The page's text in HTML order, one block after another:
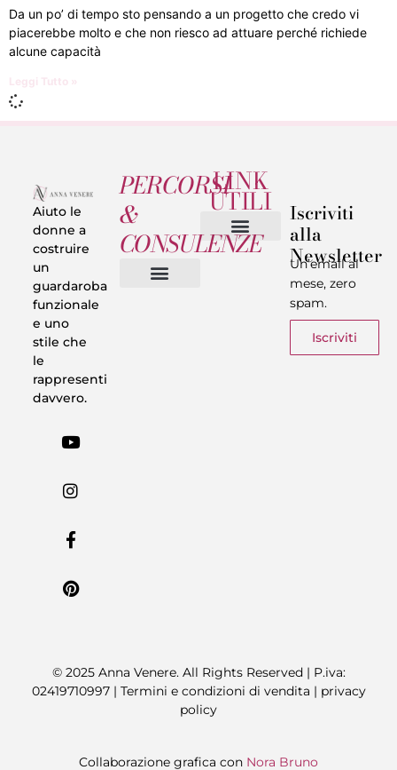
Da un po’ di tempo sto pensando a un progetto che credo vi
piacerebbe molto e che non riesco ad attuare perché richiede
alcune capacità
Leggi Tutto »
Aiuto le
donne a
costruire
un
guardaroba
funzionale
e uno
stile che
le
rappresenti
davvero.
PERCORSI
&
CONSULENZE
LINK
UTILI Iscriviti
alla
Newsletter
Un’email al
mese, zero
spam.
Iscriviti
© 2025 Anna Venere. All Rights Reserved | P.iva:
02419710997 | Termini e condizioni di vendita | privacy
policy
Collaborazione grafica con Nora Bruno